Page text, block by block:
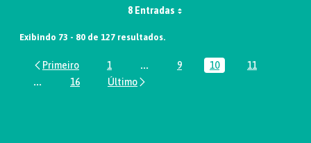
8 Entradas
Exibindo 73 - 80 de 127 resultados.
Página
1 ...Páginas intermediárias Usar ABA
Página
9 Página
10 Página
11
...Páginas intermediárias Usar ABA para navegar.
Página
16